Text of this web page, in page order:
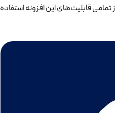
تمامی قابلیت‌های این افزونه استفاده